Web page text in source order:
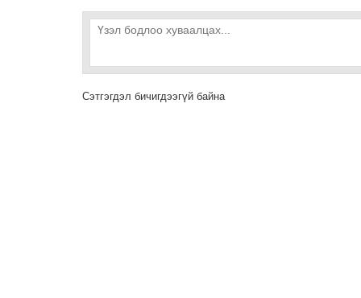
Сэтгэгдэл бичигдээгүй байна